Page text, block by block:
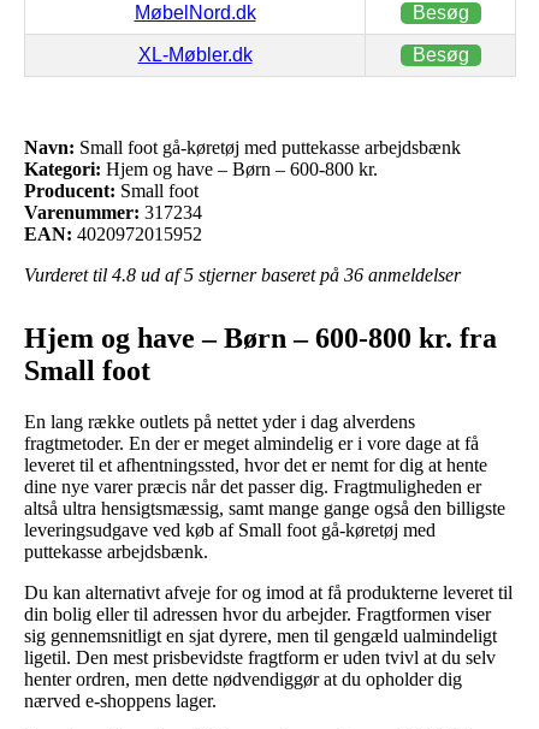
MøbelNord.dk Besøg
XL-Møbler.dk Besøg
Navn: Small foot gå-køretøj med puttekasse arbejdsbænk
Kategori: Hjem og have – Børn – 600-800 kr.
Producent: Small foot
Varenummer: 317234
EAN: 4020972015952
Vurderet til 4.8 ud af 5 stjerner baseret på 36 anmeldelser
Hjem og have – Børn – 600-800 kr. fra
Small foot
En lang række outlets på nettet yder i dag alverdens
fragtmetoder. En der er meget almindelig er i vore dage at få
leveret til et afhentningssted, hvor det er nemt for dig at hente
dine nye varer præcis når det passer dig. Fragtmuligheden er
altså ultra hensigtsmæssig, samt mange gange også den billigste
leveringsudgave ved køb af Small foot gå-køretøj med
puttekasse arbejdsbænk.
Du kan alternativt afveje for og imod at få produkterne leveret til
din bolig eller til adressen hvor du arbejder. Fragtformen viser
sig gennemsnitligt en sjat dyrere, men til gengæld ualmindeligt
ligetil. Den mest prisbevidste fragtform er uden tvivl at du selv
henter ordren, men dette nødvendiggør at du opholder dig
nærved e-shoppens lager.